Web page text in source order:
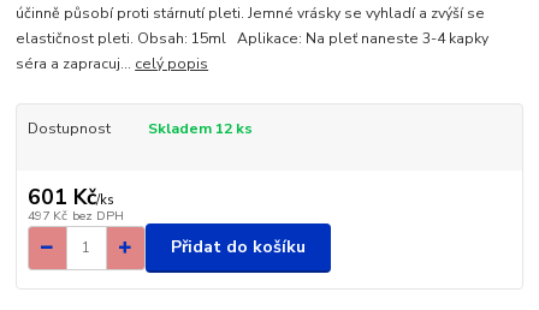
účinně působí proti stárnutí pleti. Jemné vrásky se vyhladí a zvýší se
elastičnost pleti. Obsah: 15ml Aplikace: Na pleť naneste 3-4 kapky
séra a zapracuj... celý popis
Dostupnost Skladem 12 ks
601 Kč/ks
497 Kč bez DPH
Přidat do košíku